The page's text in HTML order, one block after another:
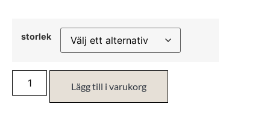
storlek
Lägg till i varukorg